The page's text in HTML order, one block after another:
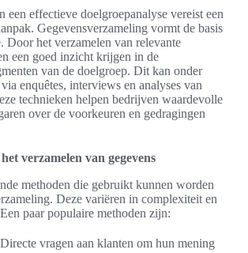
een effectieve doelgroepanalyse vereist een
Gegevensverzameling vormt de basis
Door het verzamelen van relevante
een goed inzicht krijgen in de
van de doelgroep. Dit kan onder
enquêtes, interviews en analyses van
technieken helpen bedrijven waardevolle
over de voorkeuren en gedragingen
verzamelen van gegevens
methoden die gebruikt kunnen worden
Deze variëren in complexiteit en
paar populaire methoden zijn:
vragen aan klanten om hun mening